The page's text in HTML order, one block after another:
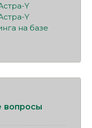
Y
Y
на базе
вопросы